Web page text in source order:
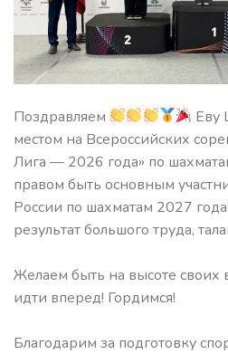
Поздравляем
Еву
местом на Всероссийских
Лига — 2026 года» по
правом быть основным
России по шахматам 2027
результат большого труда,
Желаем быть на высоте своих
идти вперед! Гордимся!
Благодарим за подготовку